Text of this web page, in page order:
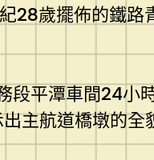
歲擺佈的鐵路
段平潭車間24
主航道橋墩的全